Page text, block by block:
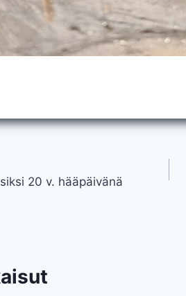
20 v. hääpäivänä